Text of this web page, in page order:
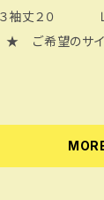
袖丈２０
ご希望のサイ